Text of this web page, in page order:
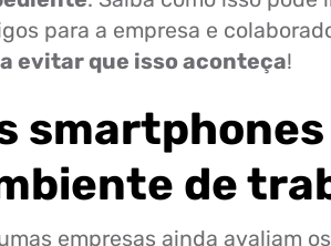
para a empresa e
evitar que isso aconteça!
de
empresas ainda avaliam